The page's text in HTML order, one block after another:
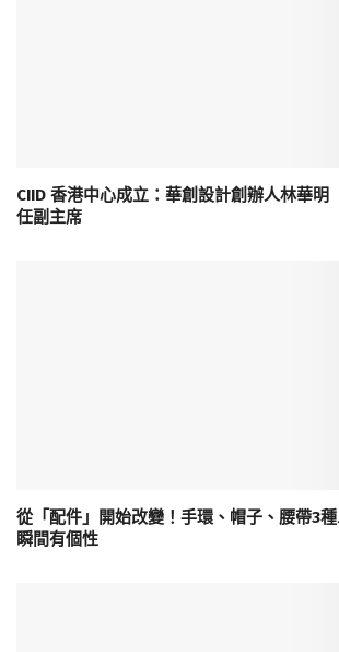
CIID 香港中心成立：華創設計創辦人林華明
任副主席
從「配件」開始改變！手環、帽子、腰帶3
瞬間有個性